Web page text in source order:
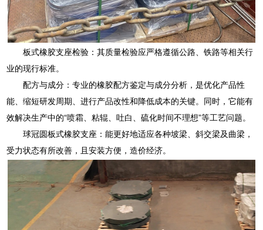
板式橡胶支座检验：其质量检验应严格遵循公路、铁路等相关行
业的现行标准。
配方与成分：专业的橡胶配方鉴定与成分分析，是优化产品性
能、缩短研发周期、进行产品改性和降低成本的关键。同时，它能有
效解决生产中的“喷霜、粘辊、吐白、硫化时间不理想”等工艺问题。
球冠圆板式橡胶支座：能更好地适应各种坡梁、斜交梁及曲梁，
受力状态有所改善，且安装方便，造价经济。